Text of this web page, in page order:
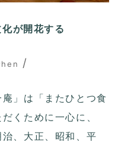
が開花する
/
」は「またひとつ食
くために一心に、
、大正、昭和、平